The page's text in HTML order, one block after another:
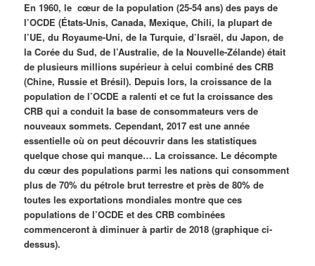
En 1960, le cœur de la population (25-54 ans) des pays de
l’OCDE (États-Unis, Canada, Mexique, Chili, la plupart de
l’UE, du Royaume-Uni, de la Turquie, d’Israël, du Japon, de
la Corée du Sud, de l’Australie, de la Nouvelle-Zélande) était
de plusieurs millions supérieur à celui combiné des CRB
(Chine, Russie et Brésil). Depuis lors, la croissance de la
population de l’OCDE a ralenti et ce fut la croissance des
CRB qui a conduit la base de consommateurs vers de
nouveaux sommets. Cependant, 2017 est une année
essentielle où on peut découvrir dans les statistiques
quelque chose qui manque… La croissance. Le décompte
du cœur des populations parmi les nations qui consomment
plus de 70% du pétrole brut terrestre et près de 80% de
toutes les exportations mondiales montre que ces
populations de l’OCDE et des CRB combinées
commenceront à diminuer à partir de 2018 (graphique ci-
dessus).